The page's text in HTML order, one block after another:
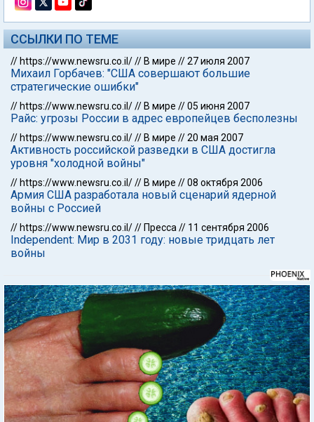
ССЫЛКИ ПО ТЕМЕ
// https://www.newsru.co.il/// В мире //27 июля 2007
Михаил Горбачев: "США совершают большие
стратегические ошибки"
// https://www.newsru.co.il/// В мире //05 июня 2007
Райс: угрозы России в адрес европейцев бесполезны
// https://www.newsru.co.il/// В мире //20 мая 2007
Активность российской разведки в США достигла
уровня "холодной войны"
// https://www.newsru.co.il/// В мире //08 октября 2006
Армия США разработала новый сценарий ядерной
войны с Россией
// https://www.newsru.co.il/// Пресса // 11 сентября 2006
Independent: Мир в 2031 году: новые тридцать лет
войны